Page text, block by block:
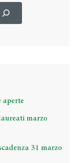
aperte
marzo
31 marzo